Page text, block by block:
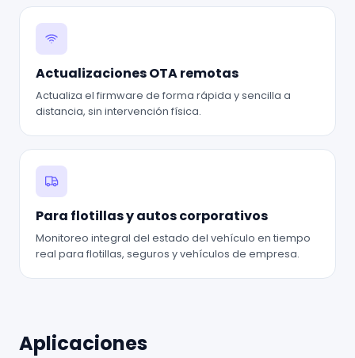
Actualizaciones OTA remotas
Actualiza el firmware de forma rápida y sencilla a
distancia, sin intervención física.
Para flotillas y autos corporativos
Monitoreo integral del estado del vehículo en tiempo
real para flotillas, seguros y vehículos de empresa.
Aplicaciones